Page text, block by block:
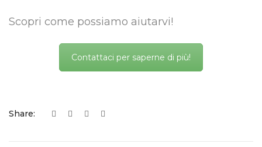
Scopri come possiamo aiutarvi!
Contattaci per saperne di più!
Share: